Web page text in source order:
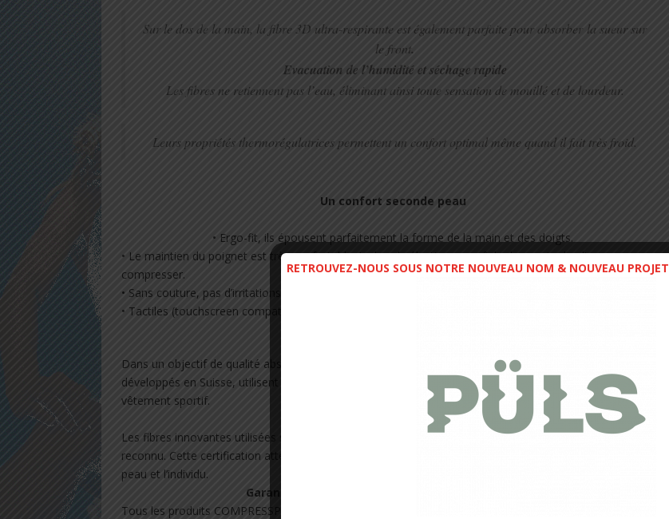
Sur le dos de la main, la fibre 3D ultra-respirante est également parfaite pour absorber la sueur sur
le front.
Evacuation de l’humidité et séchage rapide
Les fibres ne retiennent pas l’eau, éliminant ainsi toute sensation de mouillé et de lourdeur.
Leurs propriétés thermorégulatrices permettent un confort optimal même quand il fait très froid.
Un confort seconde peau
• Ergo-fit, ils épousent parfaitement la forme de la main et des doigts.
• Le maintien du poignet est très confortable. La bande élastique empêche les gants de glisser sans
compresser.
• Sans couture, pas d’irritations, ni de surchauffe.
• Tactiles (touchscreen compatible), pour répondre facilement à un appel sans avoir à les enlever.
Dans un objectif de qualité absolue, les produits COMPRESSPORT
développés en Suisse, utilisent des fibres européennes et sont assemblés par des spécialistes du
vêtement sportif.
Certifiée OEKO-TEX
Les fibres innovantes utilisées sont certifiées par OEKO-TEX, organisme de contrôle mondialement
reconnu. Cette certification atteste que les fibres ne contiennent aucun élément chimique nocif pour la
peau et l’individu.
Garantie 2 ans et satisfait ou Remboursé 30 jours !
Tous les produits COMPRESSPORT® bénéficient d’une garantie d’échange de produit pendant 2 ans et
RETROUVEZ-NOUS SOUS NOTRE NOUVEAU NOM & NOUVEAU PROJET